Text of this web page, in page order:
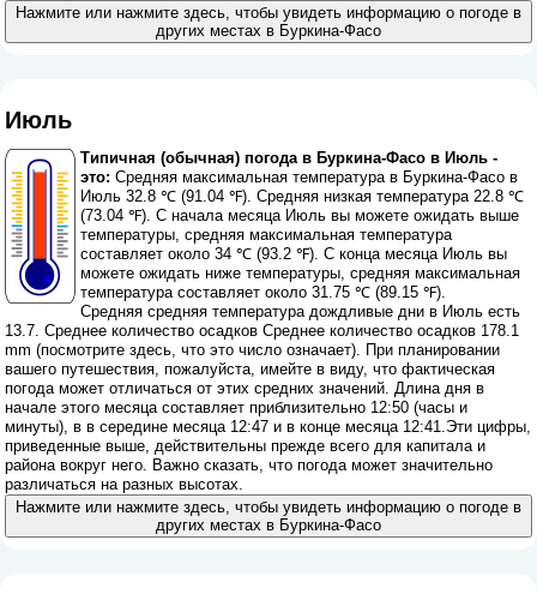
Нажмите или нажмите здесь, чтобы увидеть информацию о погоде в
других местах в Буркина-Фасо
Июль
Типичная (обычная) погода в Буркина-Фасо в Июль -
это: Средняя максимальная температура в Буркина-Фасо в
Июль 32.8 ℃ (91.04 ℉). Средняя низкая температура 22.8 ℃
(73.04 ℉). С начала месяца Июль вы можете ожидать выше
температуры, средняя максимальная температура
составляет около 34 ℃ (93.2 ℉). С конца месяца Июль вы
можете ожидать ниже температуры, средняя максимальная
температура составляет около 31.75 ℃ (89.15 ℉).
Средняя средняя температура дождливые дни в Июль есть
13.7. Среднее количество осадков Среднее количество осадков 178.1
mm (посмотрите здесь, что это число означает). При планировании
вашего путешествия, пожалуйста, имейте в виду, что фактическая
погода может отличаться от этих средних значений. Длина дня в
начале этого месяца составляет приблизительно 12:50 (часы и
минуты), в в середине месяца 12:47 и в конце месяца 12:41.Эти цифры,
приведенные выше, действительны прежде всего для капитала и
района вокруг него. Важно сказать, что погода может значительно
различаться на разных высотах.
Нажмите или нажмите здесь, чтобы увидеть информацию о погоде в
других местах в Буркина-Фасо